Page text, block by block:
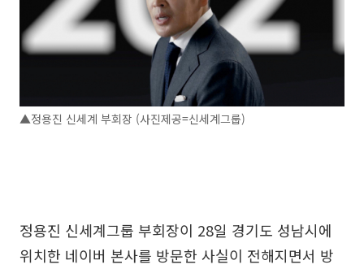
▲정용진 신세계 부회장 (사진제공=신세계그룹)
정용진 신세계그룹 부회장이 28일 경기도 성남시에
위치한 네이버 본사를 방문한 사실이 전해지면서 방